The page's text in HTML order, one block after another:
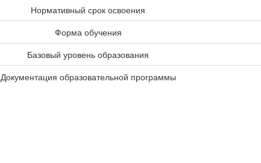
Нормативный срок освоения
Форма обучения
Базовый уровень образования
Документация образовательной программы